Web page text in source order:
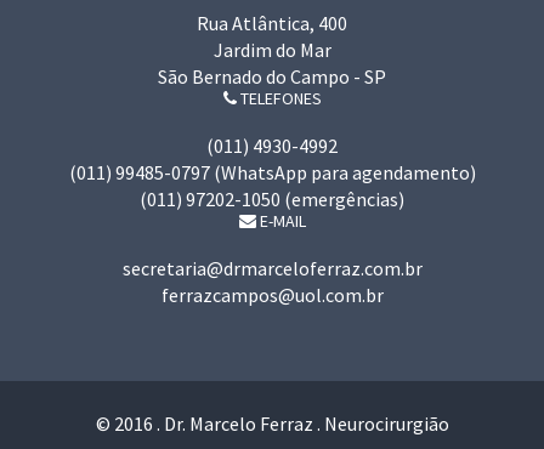
Rua Atlântica, 400
Jardim do Mar
São Bernado do Campo - SP
TELEFONES
(011) 4930-4992
(011) 99485-0797 (WhatsApp para agendamento)
(011) 97202-1050 (emergências)
E-MAIL
secretaria@drmarceloferraz.com.br
ferrazcampos@uol.com.br
© 2016 . Dr. Marcelo Ferraz . Neurocirurgião